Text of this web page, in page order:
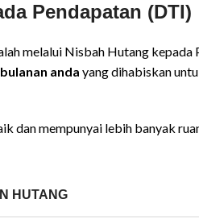
Pendapatan (DTI)
melalui Nisbah Hutang kepada
anda yang dihabiskan
dan mempunyai lebih banyak
HUTANG